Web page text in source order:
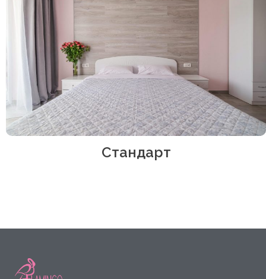
Стандарт